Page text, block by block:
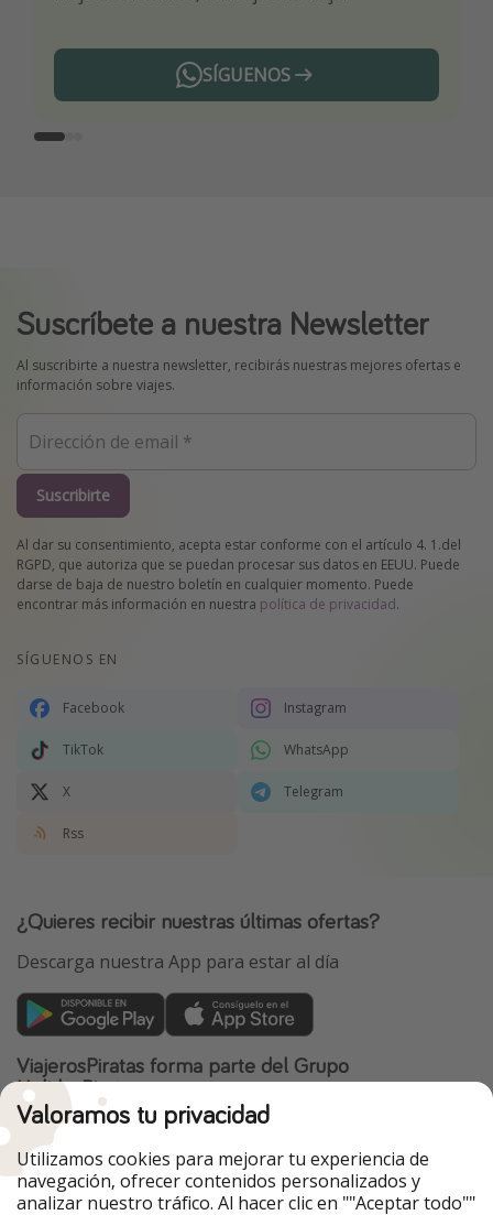
SÍGUENOS
Telegram
Suscríbete a nuestra Newsletter
Al suscribirte a nuestra newsletter, recibirás nuestras mejores ofertas e
información sobre viajes.
Suscribirte
Al dar su consentimiento, acepta estar conforme con el artículo 4. 1.del
RGPD, que autoriza que se puedan procesar sus datos en EEUU. Puede
darse de baja de nuestro boletín en cualquier momento. Puede
encontrar más información en nuestra política de privacidad.
SÍGUENOS EN
Facebook Instagram
TikTok WhatsApp
X Telegram
Rss
¿Quieres recibir nuestras últimas ofertas?
Descarga nuestra App para estar al día
ViajerosPiratas forma parte del Grupo
HolidayPirates
Nuestros mercados
PiratinViaggio
HolidayPirates
VakantiePiraten
WakacyjniPiraci
VoyagesPirates
Ferienpiraten
Valoramos tu privacidad
Utilizamos cookies para mejorar tu experiencia de
navegación, ofrecer contenidos personalizados y
analizar nuestro tráfico. Al hacer clic en ""Aceptar todo""